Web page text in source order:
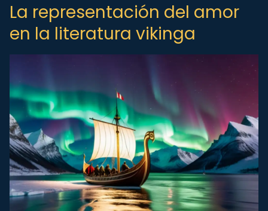
La representación del amor
en la literatura vikinga